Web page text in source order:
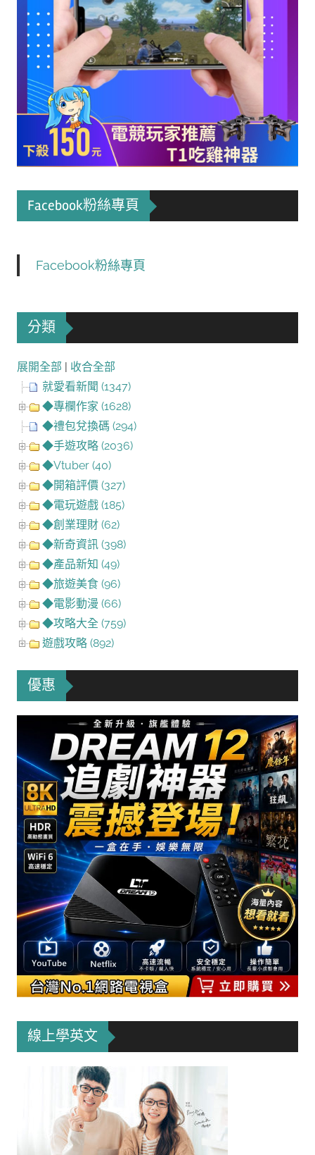
Facebook粉絲專頁
Facebook粉絲專頁
分類
展開全部 | 收合全部
就愛看新聞 (1347)
◆專欄作家 (1628)
◆禮包兌換碼 (294)
◆手遊攻略 (2036)
◆Vtuber (40)
◆開箱評價 (327)
◆電玩遊戲 (185)
◆創業理財 (62)
◆新奇資訊 (398)
◆產品新知 (49)
◆旅遊美食 (96)
◆電影動漫 (66)
◆攻略大全 (759)
遊戲攻略 (892)
優惠
線上學英文